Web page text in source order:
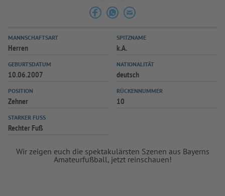
SPIELPLUS
MANNSCHAFTSART
Herren
SPITZNAME
k.A.
GEBURTSDATUM
10.06.2007
NATIONALITÄT
deutsch
POSITION
Zehner
RÜCKENNUMMER
10
STARKER FUSS
Rechter Fuß
Wir zeigen euch die spektakulärsten Szenen aus Bayerns
Amateurfußball, jetzt reinschauen!